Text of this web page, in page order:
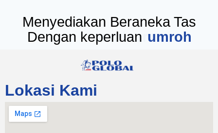
Menyediakan Beraneka Tas
Dengan keperluan
seminar
Lokasi Kami